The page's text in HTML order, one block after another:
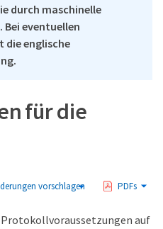
durch maschinelle
eventuellen
die englische
für die
vorschlagen PDFs
auf